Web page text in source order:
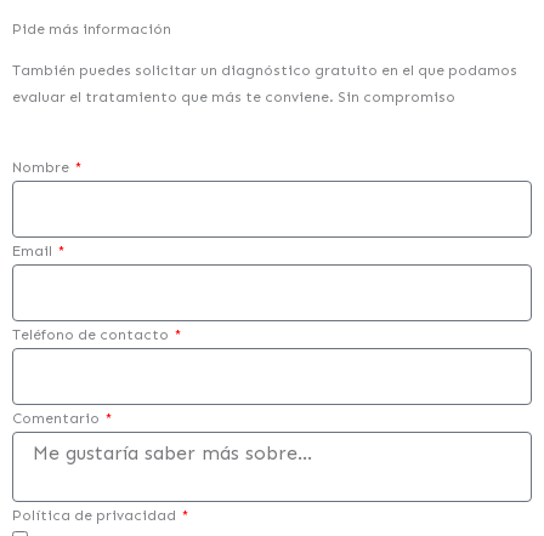
Pide más información
También puedes solicitar un diagnóstico gratuito en el que podamos
evaluar el tratamiento que más te conviene. Sin compromiso
Nombre
Email
Teléfono de contacto
Comentario
Política de privacidad